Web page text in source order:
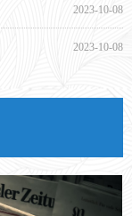
2023-10-08
2023-10-08